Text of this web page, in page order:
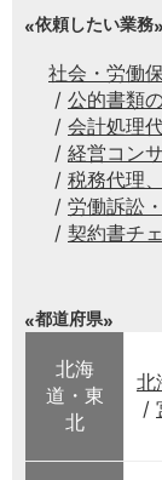
依頼したい業務
社会・労働
公的書類
会計処理
経営コン
税務代理
労働訴訟
契約書チ
都道府県
北海
道・東
北
北